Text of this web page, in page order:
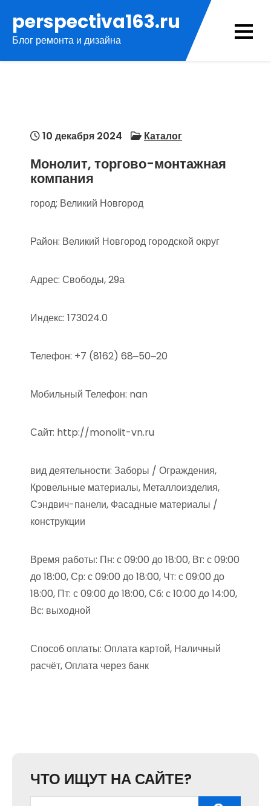
содержимому
perspectiva163.ru
Блог ремонта и дизайна
10 декабря 2024 Каталог
Монолит, торгово-монтажная
компания
город: Великий Новгород
Район: Великий Новгород городской округ
Адрес: Свободы, 29а
Индекс: 173024.0
Телефон: +7 (8162) 68‒50‒20
Мобильный Телефон: nan
Сайт: http://monolit-vn.ru
вид деятельности: Заборы / Ограждения,
Кровельные материалы, Металлоизделия,
Сэндвич-панели, Фасадные материалы /
конструкции
Время работы: Пн: с 09:00 до 18:00, Вт: с 09:00
до 18:00, Ср: с 09:00 до 18:00, Чт: с 09:00 до
18:00, Пт: с 09:00 до 18:00, Сб: с 10:00 до 14:00,
Вс: выходной
Способ оплаты: Оплата картой, Наличный
расчёт, Оплата через банк
ЧТО ИЩУТ НА САЙТЕ?